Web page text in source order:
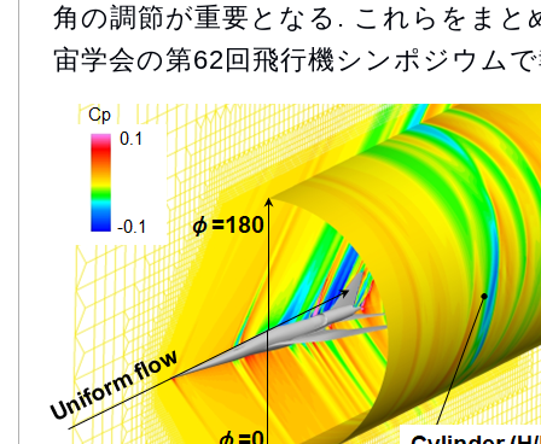
角の調節が重要となる. これらをまと
宙学会の第62回飛行機シンポジウム